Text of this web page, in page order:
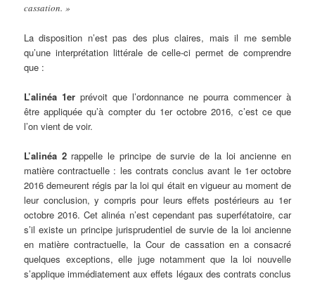
cassation. »
La disposition n’est pas des plus claires, mais il me semble
qu’une interprétation littérale de celle-ci permet de comprendre
que :
L’alinéa 1er prévoit que l’ordonnance ne pourra commencer à
être appliquée qu’à compter du 1er octobre 2016, c’est ce que
l’on vient de voir.
L’alinéa 2rappelle le principe de survie de la loi ancienne en
matière contractuelle : les contrats conclus avant le 1er octobre
2016 demeurent régis par la loi qui était en vigueur au moment de
leur conclusion, y compris pour leurs effets postérieurs au 1er
octobre 2016. Cet alinéa n’est cependant pas superfétatoire, car
s’il existe un principe jurisprudentiel de survie de la loi ancienne
en matière contractuelle, la Cour de cassation en a consacré
quelques exceptions, elle juge notamment que la loi nouvelle
s’applique immédiatement aux effets légaux des contrats conclus